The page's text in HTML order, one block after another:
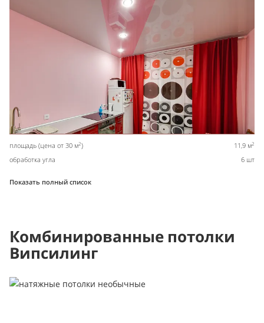
площадь (цена от 30 м2) 11,9 м2
обработка угла 6 шт
Показать полный список
Комбинированные потолки
Випсилинг